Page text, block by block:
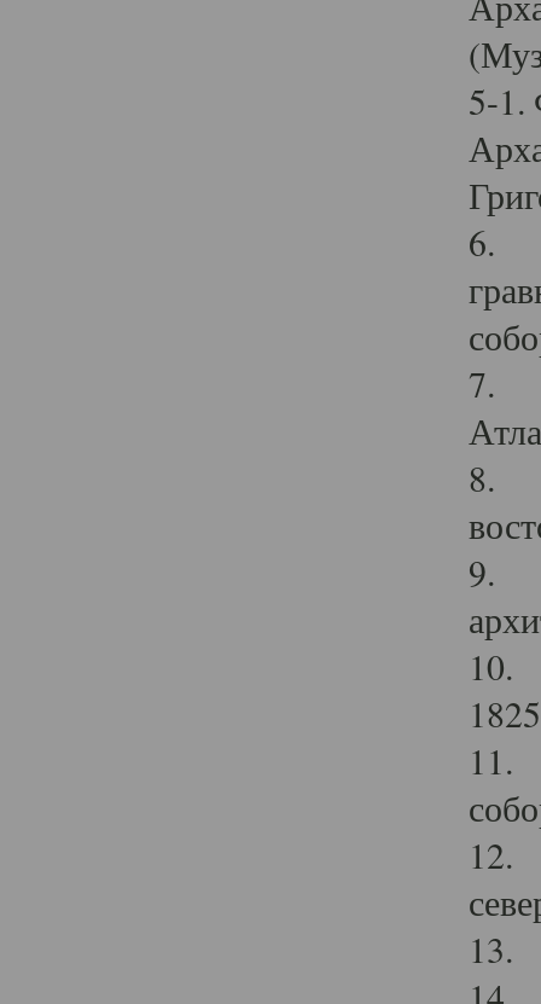
5-1.
6.
7.
8.
9.
10.
11.
12.
13.